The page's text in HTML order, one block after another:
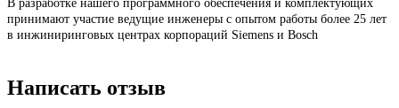
В разработке нашего программного обеспечения и комплектующих
принимают участие ведущие инженеры с опытом работы более 25 лет
в инжиниринговых центрах корпораций Siemens и Bosch
Написать отзыв